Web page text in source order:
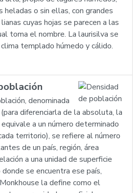
heladas o sin ellas, con grandes
cuyas hojas se parecen a las
toma el nombre. La laurisilva se
templado húmedo y cálido.
denominada
diferenciarla de la absoluta, la
a un número determinado
territorio), se refiere al número
de un país, región, área
a una unidad de superficie
se encuentra ese país,
la define como el